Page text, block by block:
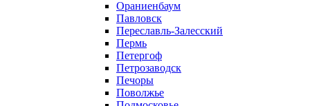
Ораниенбаум
Павловск
Переславль-Залесский
Пермь
Петергоф
Петрозаводск
Печоры
Поволжье